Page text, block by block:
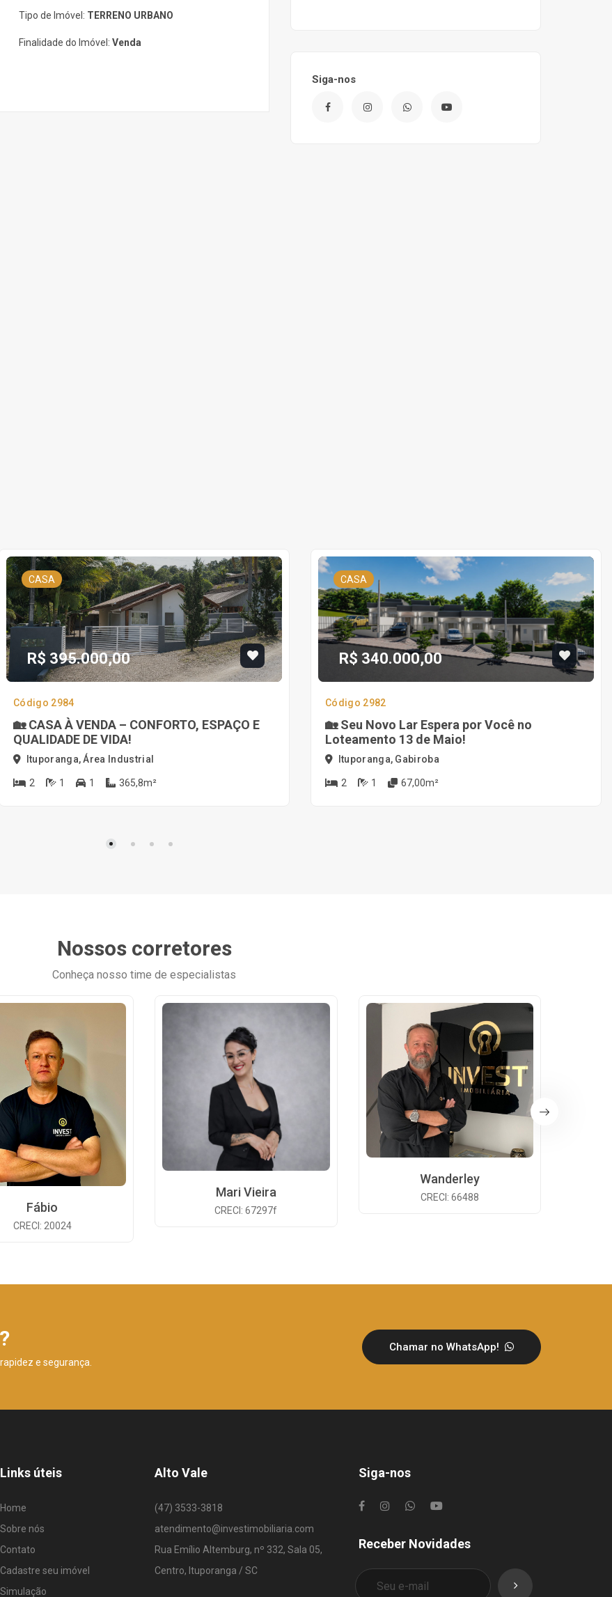
Tipo de Imóvel: TERRENO URBANO
Finalidade do Imóvel: Venda
Siga-nos
CASA
R$ 395.000,00
Código 2984
🏡 CASA À VENDA – CONFORTO, ESPAÇO E
QUALIDADE DE VIDA!
Ituporanga, Área Industrial
2 1 1 365,8m²
CASA
R$ 340.000,00
Código 2982
🏡 Seu Novo Lar Espera por Você no
Loteamento 13 de Maio!
Ituporanga, Gabiroba
2 1 67,00m²
Nossos corretores
Conheça nosso time de especialistas
Fábio
CRECI: 20024
Mari Vieira
CRECI: 67297f
Wanderley
CRECI: 66488
e segurança.
Chamar no WhatsApp!
Links úteis
Home
Sobre nós
Contato
Cadastre seu imóvel
Simulação
Alto Vale
(47) 3533-3818
atendimento@investimobiliaria.com
Rua Emílio Altemburg, nº 332, Sala 05,
Centro, Ituporanga / SC
Siga-nos
Receber Novidades